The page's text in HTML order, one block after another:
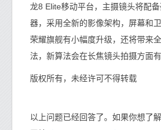
龙8 Elite移动平台，主摄镜头将配
器，采用全新的影像架构，屏幕和
荣耀旗舰有小幅度升级，还将带来
法，新算法会在长焦镜头拍摄方面有
版权所有，未经许可不得转载
以上问题已经回答了。如果你想了